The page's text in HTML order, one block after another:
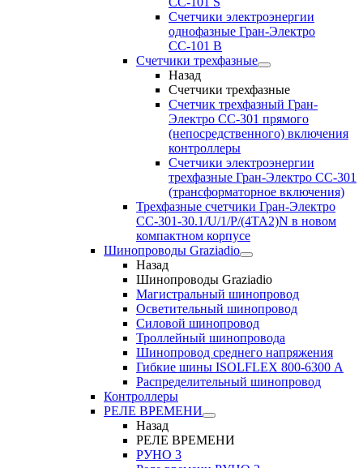
Счетчики электроэнергии
однофазные Гран-Электро
СС-101 B
Счетчики трехфазные
Назад
Счетчики трехфазные
Счетчик трехфазный Гран-
Электро CC-301 прямого
(непосредственного) включения
контроллеры
Счетчики электроэнергии
трехфазные Гран-Электро CC-301
(трансформаторное включения)
Трехфазные счетчики Гран-Электро
СС-301-30.1/U/1/P/(4TA2)N в новом
компактном корпусе
Шинопроводы Graziadio
Назад
Шинопроводы Graziadio
Магистральный шинопровод
Осветительный шинопровод
Силовой шинопровод
Троллейный шинопровода
Шинопровод среднего напряжения
Гибкие шины ISOLFLEX 800-6300 А
Распределительный шинопровод
Контроллеры
РЕЛЕ ВРЕМЕНИ
Назад
РЕЛЕ ВРЕМЕНИ
РУНО 3